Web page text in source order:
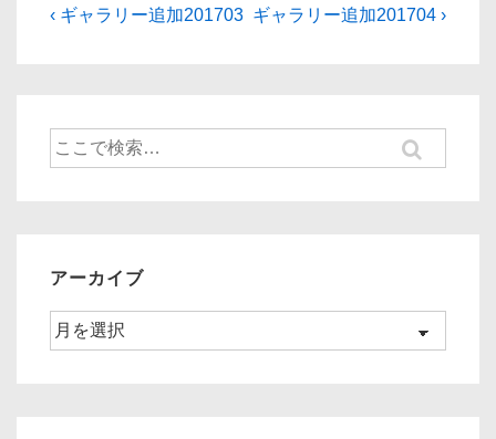
投
ビ
ゲ
ョ
前
‹ ギャラリー追加201703 次
ギャラリー追加201704 ›
検
索
アーカイブ
ア